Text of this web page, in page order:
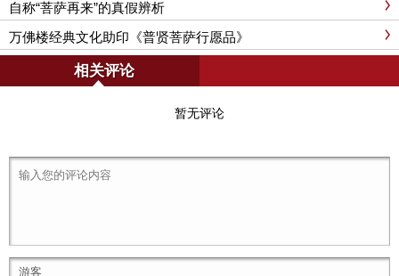
自称“菩萨再来”的真假辨析
万佛楼经典文化助印《普贤菩萨行愿品》
相关评论
暂无评论